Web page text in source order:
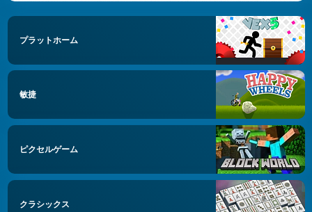
プラットホーム
敏捷
ピクセルゲーム
クラシックス